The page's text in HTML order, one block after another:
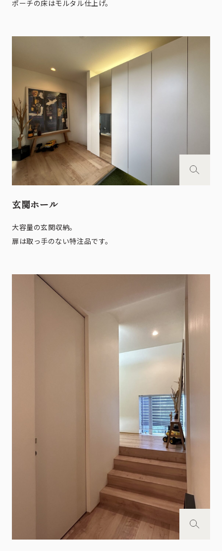
ポーチの床はモルタル仕上げ。
玄関ホール
大容量の玄関収納。
扉は取っ手のない特注品です。